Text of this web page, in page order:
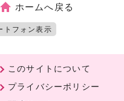
ホームへ戻る
トフォン表示
このサイトについて
プライバシーポリシー